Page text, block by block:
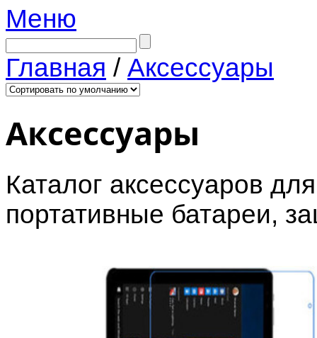
Меню
Главная / Аксессуары
Аксессуары
Каталог аксессуаров
портативные батареи,